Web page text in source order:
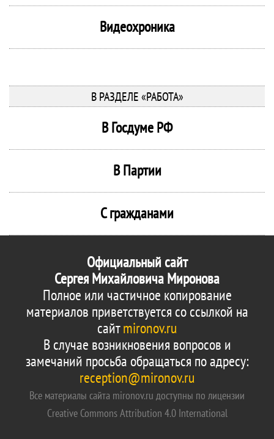
Видеохроника
В РАЗДЕЛЕ «РАБОТА»
В Госдуме РФ
В Партии
С гражданами
Официальный сайт
Сергея Михайловича Миронова
Полное или частичное копирование
материалов приветствуется со ссылкой на
сайтmironov.ru
В случае возникновения вопросов и
замечаний просьба обращаться по адресу:
reception@mironov.ru
Все материалы сайта mironov.ru доступны по лицензии
Creative Commons Attribution 4.0 International